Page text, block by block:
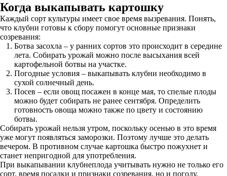
Когда выкапывать картошку
Каждый сорт культуры имеет свое время вызревания. Понять,
что клубни готовы к сбору помогут основные признаки
созревания:
Ботва засохла – у ранних сортов это происходит в середине
лета. Собирать урожай можно после высыхания всей
картофельной ботвы на участке.
Погодные условия – выкапывать клубни необходимо в
сухой солнечный день.
Посев – если овощ посажен в конце мая, то спелые плоды
можно будет собирать не ранее сентября. Определить
готовность овоща можно также по цвету и состоянию
ботвы.
Собирать урожай нельзя утром, поскольку осенью в это время
уже могут появляться заморозки. Поэтому лучше это делать
вечером. В противном случае картошка быстро пожухнет и
станет непригодной для употребления.
При выкапывании клубнеплода учитывать нужно не только его
сорт, время посадки и признаки созревания, но и погоду.